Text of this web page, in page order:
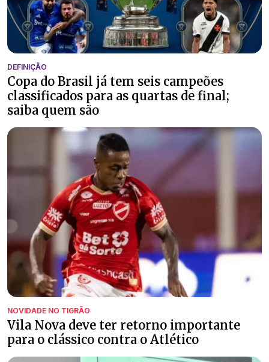
DEFINIÇÃO
Copa do Brasil já tem seis campeões
classificados para as quartas de final;
saiba quem são
NOVIDADE NO TIGRÃO
Vila Nova deve ter retorno importante
para o clássico contra o Atlético